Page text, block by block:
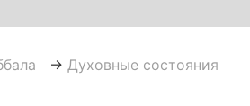
→ Духовные состояния